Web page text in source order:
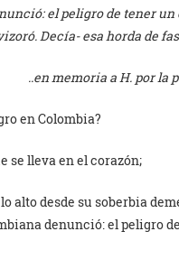
el peligro de tener un
Decía- esa horda de
..en memoria a H. por la
en Colombia?
se lleva en el corazón;
alto desde su soberbia
denunció: el peligro